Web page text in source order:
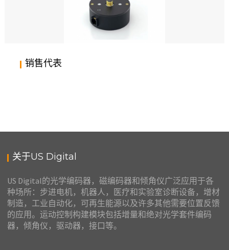
美国US DIGITAL编码器，A2K 绝对光轴编码器套件，绝对式光电编码器，绝
对式光学编码器，绝对式编码器，绝对值编码器，绝对型编码器，绝对编码器
销售代表
关于US Digital
US Digital的光学编码器，磁编码器和倾角仪广泛应用于各
种场所：步进电机，机器人，医疗和实验室诊断设备，增材
制造，工业自动化，可再生能源以及许多其他需要位置反馈
的应用。运动控制构建模块包括增量和绝对光学套件编码
器，倾角仪，驱动器，接口等。